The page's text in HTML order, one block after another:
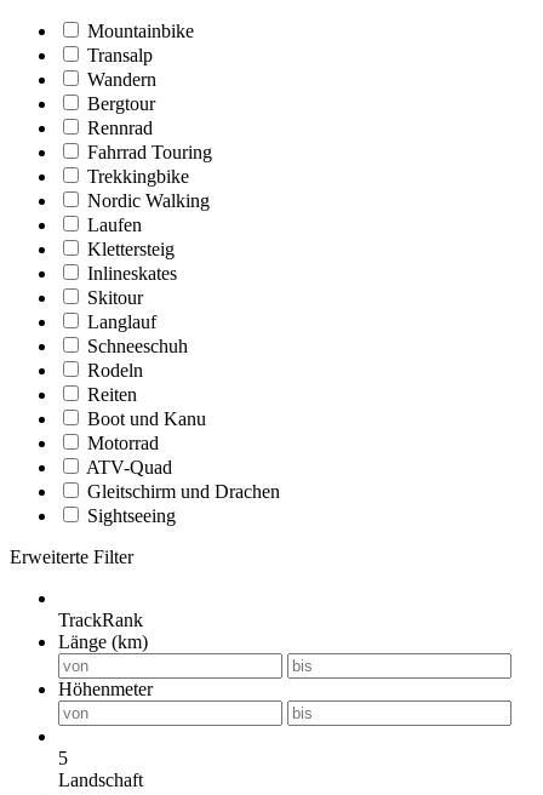
Mountainbike
Transalp
Wandern
Bergtour
Rennrad
Fahrrad Touring
Trekkingbike
Nordic Walking
Laufen
Klettersteig
Inlineskates
Skitour
Langlauf
Schneeschuh
Rodeln
Reiten
Boot und Kanu
Motorrad
ATV-Quad
Gleitschirm und Drachen
Sightseeing
Erweiterte Filter
TrackRank
Länge (km)
Höhenmeter
5
Landschaft